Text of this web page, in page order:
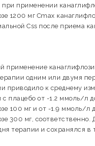
применении
1200 мг Cmax
Css после приема
применение
одним или двумя
приводило к среднему
с плацебо от -1.2 ммоль/л
100 мг и от -1.9 ммоль/
300 мг,
терапии и сохранялся в